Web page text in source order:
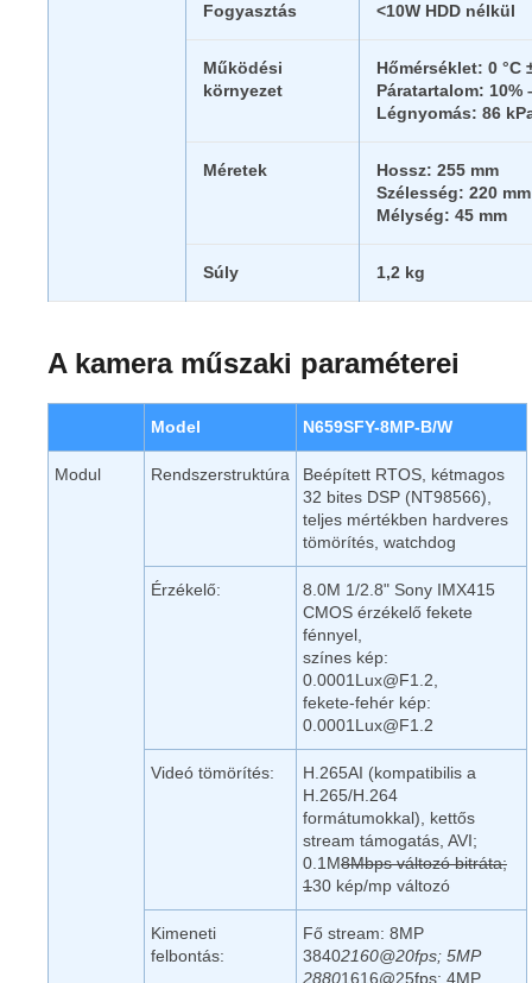
Fogyasztás <10W HDD nélkül
Működési
környezet
Hőmérséklet: 0 °C
Páratartalom: 10%
Légnyomás: 86
Méretek
Hossz: 255 mm
Szélesség: 220 mm
Mélység: 45 mm
Súly 1,2 kg
A kamera műszaki paraméterei
Model N659SFY-8MP-B/W
Modul Rendszerstruktúra
Beépített RTOS, kétmagos
32 bites DSP (NT98566),
teljes mértékben hardveres
tömörítés, watchdog
Érzékelő:
8.0M 1/2.8" Sony IMX415
CMOS érzékelő fekete
fénnyel,
színes kép:
0.0001Lux@F1.2,
fekete-fehér kép:
0.0001Lux@F1.2
Videó tömörítés:
H.265AI (kompatibilis a
H.265/H.264
formátumokkal), kettős
stream támogatás, AVI;
0.1M8Mbps változó bitráta;
130 kép/mp változó
Kimeneti
felbontás:
Fő stream: 8MP
38402160@20fps; 5MP
28801616@25fps; 4MP